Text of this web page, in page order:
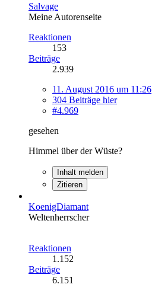
Salvage
Meine Autorenseite
Reaktionen
153
Beiträge
2.939
11. August 2016 um 11:26
304 Beiträge hier
#4.969
gesehen
Himmel über der Wüste?
Inhalt melden
Zitieren
KoenigDiamant
Weltenherrscher
Reaktionen
1.152
Beiträge
6.151